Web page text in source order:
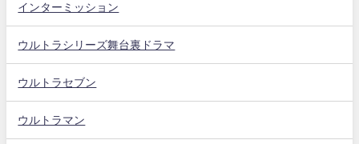
インターミッション
ウルトラシリーズ舞台裏ドラマ
ウルトラセブン
ウルトラマン